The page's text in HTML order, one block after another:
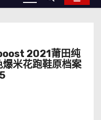
2021莆田纯
米花跑鞋原档案